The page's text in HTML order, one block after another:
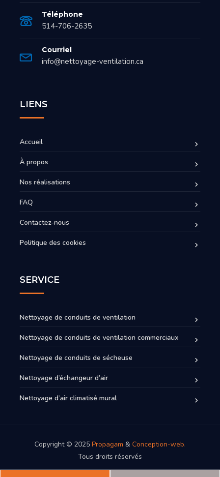
Téléphone
514-706-2635
Courriel
info@nettoyage-ventilation.ca
LIENS
Accueil
À propos
Nos réalisations
FAQ
Contactez-nous
Politique des cookies
SERVICE
Nettoyage de conduits de ventilation
Nettoyage de conduits de ventilation commerciaux
Nettoyage de conduits de sécheuse
Nettoyage d’échangeur d’air
Nettoyage d’air climatisé mural
Copyright © 2025 Propagam & Conception-web.
Tous droits réservés